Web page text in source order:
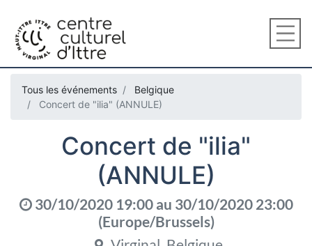
Tous les événements
Belgique
Concert de "ilia" (ANNULE)
Concert de "ilia"
(ANNULE)
30/10/2020 19:00au 30/10/2020 23:00
(Europe/Brussels)